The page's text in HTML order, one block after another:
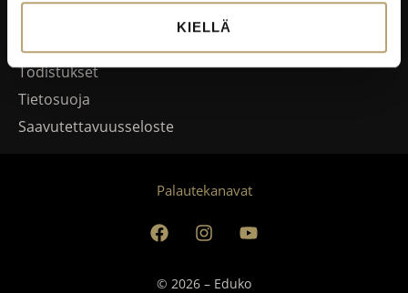
KIELLÄ
Todistukset
Tietosuoja
Saavutettavuusseloste
© 2026 – Eduko
Palautekanavat